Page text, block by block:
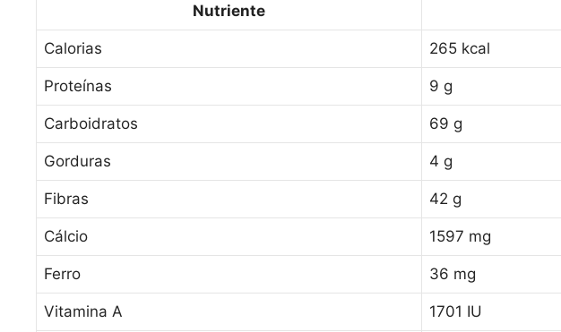
Nutriente
Calorias 265 kcal
Proteínas 9 g
Carboidratos 69 g
Gorduras 4 g
Fibras 42 g
Cálcio 1597 mg
Ferro 36 mg
Vitamina A 1701 IU